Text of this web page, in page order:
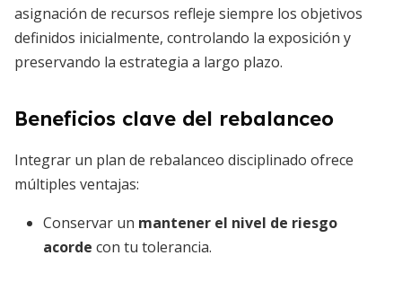
asignación de recursos refleje siempre los objetivos
definidos inicialmente, controlando la exposición y
preservando la estrategia a largo plazo.
Beneficios clave del rebalanceo
Integrar un plan de rebalanceo disciplinado ofrece
múltiples ventajas:
Conservar un mantener el nivel de riesgo
acorde con tu tolerancia.